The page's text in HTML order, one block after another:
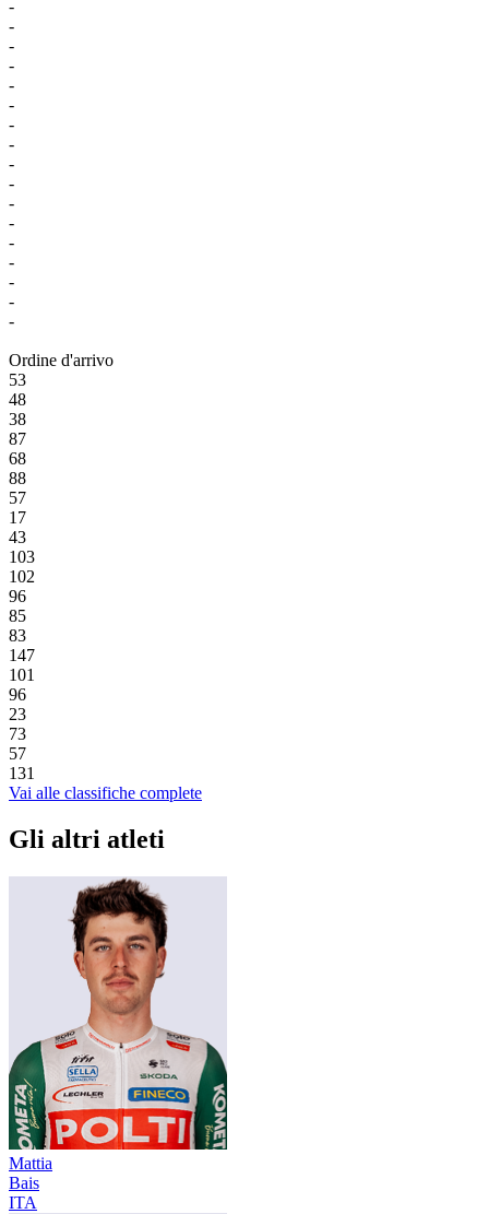
-
-
-
-
-
-
-
-
-
-
-
-
-
-
-
-
-
Ordine d'arrivo
53
48
38
87
68
88
57
17
43
103
102
96
85
83
147
101
96
23
73
57
131
Vai alle classifiche complete
Gli altri atleti
Mattia
Bais
ITA